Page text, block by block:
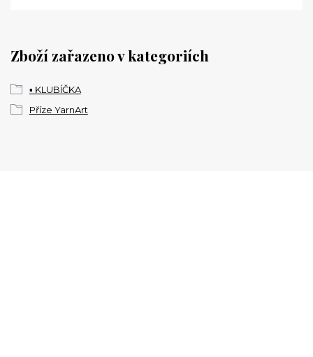
Zboží zařazeno v kategoriích
▪️ KLUBÍČKA
Příze YarnArt